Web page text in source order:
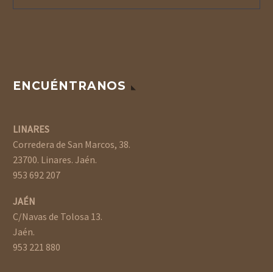
ENCUÉNTRANOS
LINARES
Corredera de San Marcos, 38.
23700. Linares. Jaén.
953 692 207
JAÉN
C/Navas de Tolosa 13.
Jaén.
953 221 880